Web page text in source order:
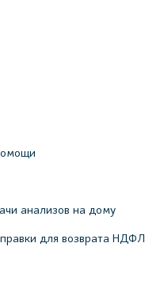
анализов на дому
для возврата НДФЛ